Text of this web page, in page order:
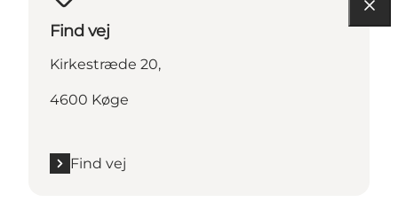
Find vej
Kirkestræde 20,
4600 Køge
Find vej